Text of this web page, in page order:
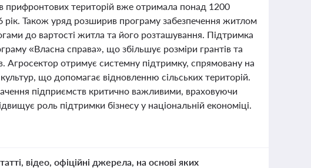
прифронтових територій вже отримала понад 1200
Також уряд розширив програму забезпечення житлом
до вартості житла та його розташування. Підтримка
«Власна справа», що збільшує розміри грантів та
Агросектор отримує системну підтримку, спрямовану на
що допомагає відновленню сільських територій.
підприємств критично важливими, враховуючи
роль підтримки бізнесу у національній економіці.
відео, офіційні джерела, на основі яких